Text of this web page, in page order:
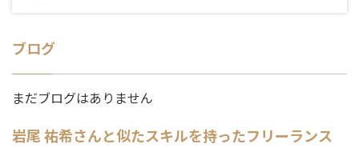
ブログ
まだブログはありません
岩尾 祐希さんと似たスキルを持ったフリーランス